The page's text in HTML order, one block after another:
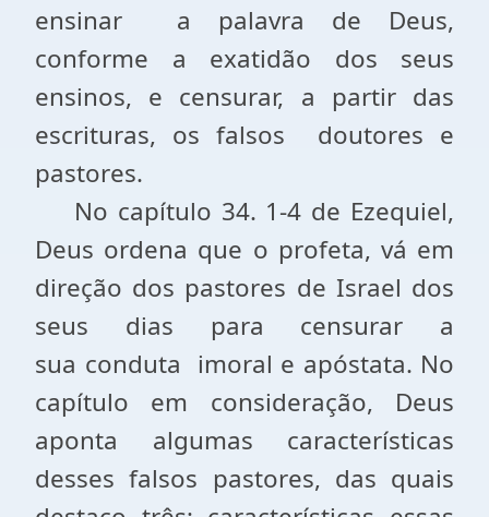
ensinar
a palavra de Deus,
conforme a exatidão dos seus
ensinos, e censurar, a partir das
escrituras, os falsos
doutores e
pastores.
No capítulo 34. 1-4 de Ezequiel,
Deus ordena que o profeta, vá em
direção dos pastores de Israel dos
seus dias para censurar a
sua conduta imoral e apóstata. No
capítulo em consideração, Deus
aponta algumas características
desses falsos pastores, das quais